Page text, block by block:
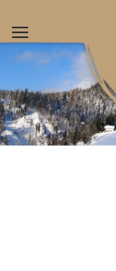
Skip to main